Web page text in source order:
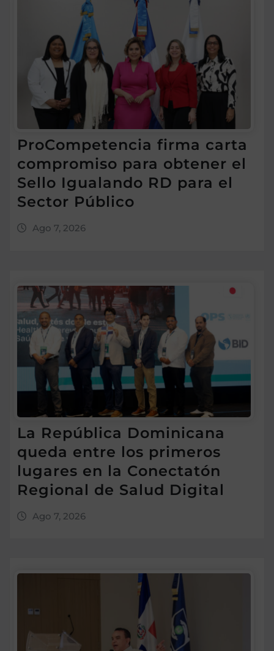
ProCompetencia firma carta
compromiso para obtener el
Sello Igualando RD para el
Sector Público
Ago 7, 2026
La República Dominicana
queda entre los primeros
lugares en la Conectatón
Regional de Salud Digital
Ago 7, 2026